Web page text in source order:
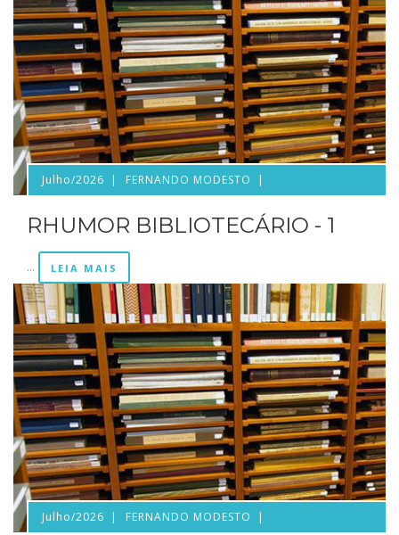
Julho/2026 FERNANDO MODESTO
RHUMOR BIBLIOTECÁRIO - 1
... LEIA MAIS
Julho/2026 FERNANDO MODESTO